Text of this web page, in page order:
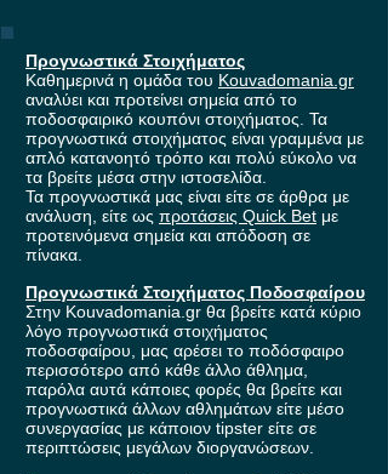
Προγνωστικά Στοιχήματος
Καθημερινά η ομάδα του Kouvadomania.gr
αναλύει και προτείνει σημεία από το
ποδοσφαιρικό κουπόνι στοιχήματος. Τα
προγνωστικά στοιχήματος είναι γραμμένα με
απλό κατανοητό τρόπο και πολύ εύκολο να
τα βρείτε μέσα στην ιστοσελίδα.
Τα προγνωστικά μας είναι είτε σε άρθρα με
ανάλυση, είτε ως προτάσεις Quick Bet με
προτεινόμενα σημεία και απόδοση σε
πίνακα.
Προγνωστικά Στοιχήματος Ποδοσφαίρου
Στην Kouvadomania.gr θα βρείτε κατά κύριο
λόγο προγνωστικά στοιχήματος
ποδοσφαίρου, μας αρέσει το ποδόσφαιρο
περισσότερο από κάθε άλλο άθλημα,
παρόλα αυτά κάποιες φορές θα βρείτε και
προγνωστικά άλλων αθλημάτων είτε μέσο
συνεργασίας με κάποιον tipster είτε σε
περιπτώσεις μεγάλων διοργανώσεων.